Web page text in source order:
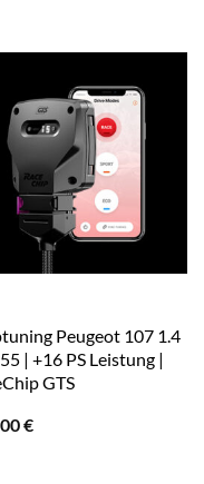
Peugeot 107 1.4
| +16 PS Leistung |
GTS
€